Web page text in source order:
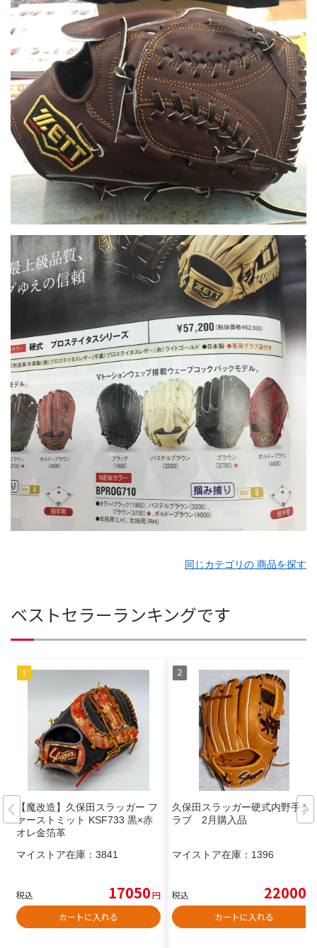
同じカテゴリの 商品を探す
ベストセラーランキングです
【魔改造】久保田スラッガー フ
ァーストミット KSF733 黒×赤
オレ金箔革
マイストア在庫： 3841
税込 17050円
カートに入れる
久保田スラッガー硬式内野手グ
ラブ 2月購入品
マイストア在庫： 1396
税込 22000
カートに入れる